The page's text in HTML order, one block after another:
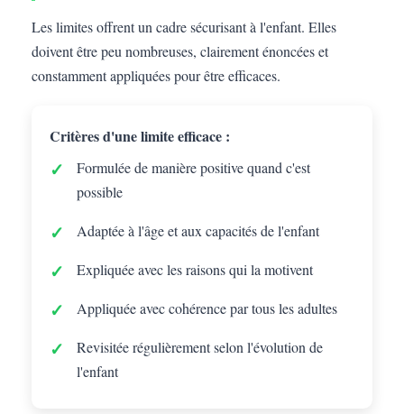
Les limites offrent un cadre sécurisant à l'enfant. Elles
doivent être peu nombreuses, clairement énoncées et
constamment appliquées pour être efficaces.
Critères d'une limite efficace :
Formulée de manière positive quand c'est
possible
Adaptée à l'âge et aux capacités de l'enfant
Expliquée avec les raisons qui la motivent
Appliquée avec cohérence par tous les adultes
Revisitée régulièrement selon l'évolution de
l'enfant